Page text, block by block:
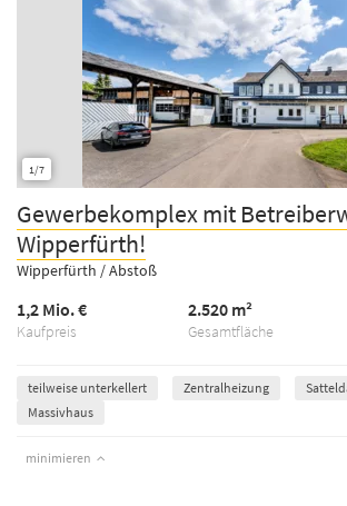
1/7
Gewerbekomplex mit
Wipperfürth!
Wipperfürth / Abstoß
Kaufpreis
1,2 Mio. €
Gesamtfläche
2.520 m²
teilweise unterkellert Zentralheizung
Massivhaus
minimieren